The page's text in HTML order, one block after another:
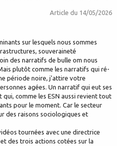
Article du 14/05/2026
sur lesquels nous sommes
souveraineté
des narratifs de bulle om nous
plutôt comme les narratifs qui ré-
période noire, j'attire votre
agées. Un narratif qui eut ses
qui, comme les ESN aussi revient tout
pour le moment. Car le secteur
des raisons sociologiques et
tournées avec une directrice
des trois actions cotées sur la